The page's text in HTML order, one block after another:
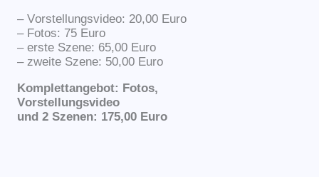
– Vorstellungsvideo: 20,00 Euro
– Fotos: 75 Euro
– erste Szene: 65,00 Euro
– zweite Szene: 50,00 Euro
Komplettangebot: Fotos,
Vorstellungsvideo
und 2 Szenen: 175,00 Euro